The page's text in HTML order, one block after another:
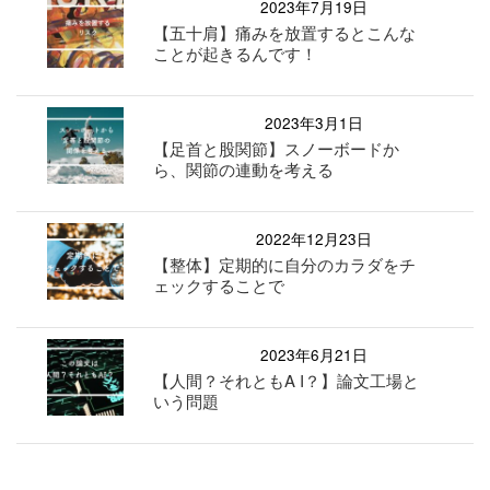
2023年7月19日
【五十肩】痛みを放置するとこんな
ことが起きるんです！
2023年3月1日
【足首と股関節】スノーボードか
ら、関節の連動を考える
2022年12月23日
【整体】定期的に自分のカラダをチ
ェックすることで
2023年6月21日
【人間？それともA I？】論文工場と
いう問題